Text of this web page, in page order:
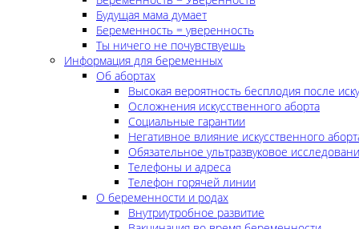
Будущая мама думает
Беременность = уверенность
Ты ничего не почувствуешь
Информация для беременных
Об абортах
Высокая вероятность бесплодия после
Осложнения искусственного аборта
Социальные гарантии
Негативное влияние искусственного
Обязательное ультразвуковое
Телефоны и адреса
Телефон горячей линии
О беременности и родах
Внутриутробное развитие